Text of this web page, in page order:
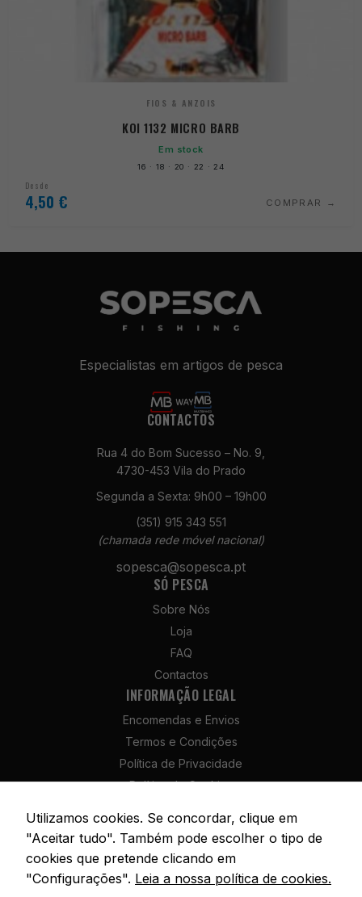
FIOS & ANZOIS
KOI 1132 MICRO BARB
Em stock
16 · 18 · 20 · 22 · 24
Desde
4,50 € COMPRAR
Especialistas em artigos de pesca
CONTACTOS
Rua 4 do Bom Sucesso – No. 9,
4730-453 Vila do Prado
Segunda a Sexta: 9h00 – 19h00
(351) 915 343 551
(chamada rede móvel nacional)
sopesca@sopesca.pt
SÓ PESCA
Sobre Nós
Loja
FAQ
Contactos
INFORMAÇÃO LEGAL
Encomendas e Envios
Termos e Condições
Política de Privacidade
Política de Cookies
Livro de Reclamações
Utilizamos cookies. Se concordar, clique em
"Aceitar tudo". Também pode escolher o tipo de
cookies que pretende clicando em
"Configurações". Leia a nossa política de cookies.
Estes cookies
para o
funcionamento
Estatísticas
Para que
melhorar a
funcionalidade
e a estrutura
do site, com
base na forma